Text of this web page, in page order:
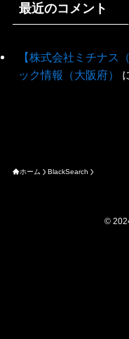
最近のコメント
【株式会社ミチナス
ック情報（大阪府）
ホーム BlackSearch
©